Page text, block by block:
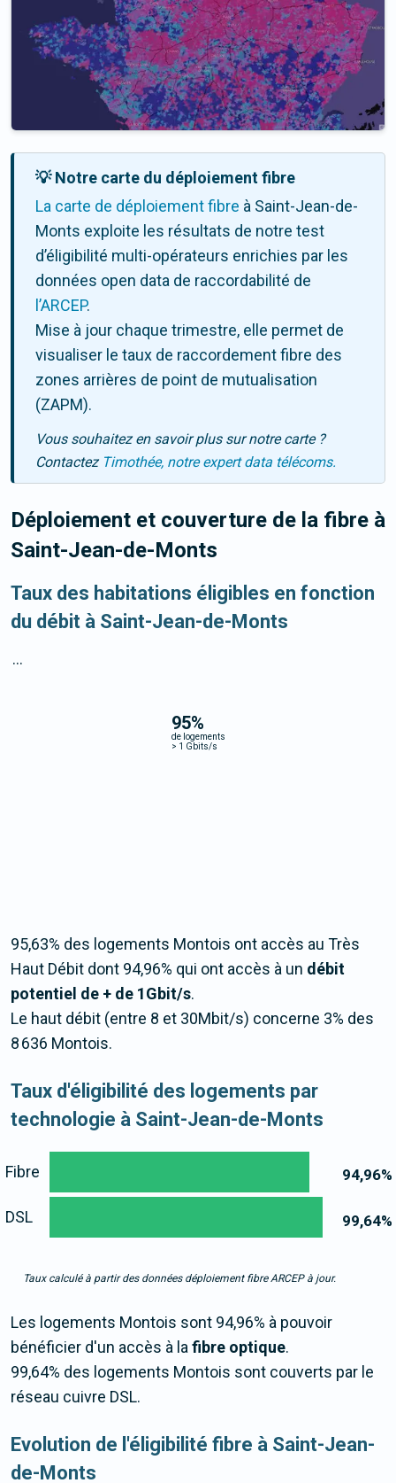
💡 Notre carte du déploiement fibre
La carte de déploiement fibre à Saint-Jean-de-
Monts exploite les résultats de notre test
d’éligibilité multi-opérateurs enrichies par les
données open data de raccordabilité de
l’ARCEP.
Mise à jour chaque trimestre, elle permet de
visualiser le taux de raccordement fibre des
zones arrières de point de mutualisation
(ZAPM).
Vous souhaitez en savoir plus sur notre carte ?
Contactez Timothée, notre expert data télécoms.
Déploiement et couverture de la fibre à
Saint-Jean-de-Monts
Taux des habitations éligibles en fonction
du débit à Saint-Jean-de-Monts
95%
de logements
> 1 Gbits/s
...
95,63% des logements Montois ont accès au Très
Haut Débit dont 94,96% qui ont accès à un débit
potentiel de + de 1Gbit/s.
Le haut débit (entre 8 et 30Mbit/s) concerne 3% des
8 636 Montois.
Taux d'éligibilité des logements par
technologie à Saint-Jean-de-Monts
94,96%
99,64%
Fibre
DSL
Taux calculé à partir des données déploiement fibre ARCEP à jour.
Les logements Montois sont 94,96% à pouvoir
bénéficier d'un accès à lafibre optique.
99,64% des logements Montois sont couverts par le
réseau cuivre DSL.
Evolution de l'éligibilité fibre à Saint-Jean-
de-Monts